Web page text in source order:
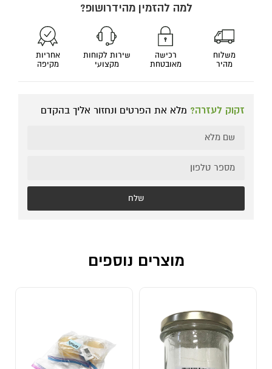
למה להזמין מהידרושופ?
משלוח
מהיר
רכישה
מאובטחת
שירות לקוחות
מקצועי
אחריות
מקיפה
זקוק לעזרה? מלא את הפרטים ונחזור אליך בהקדם
שלח
מוצרים נוספים